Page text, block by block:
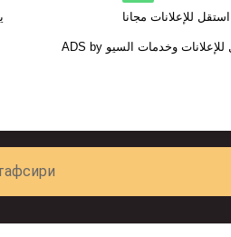
استقل للإعلانات مجانا
ADS by وخدمات السيو